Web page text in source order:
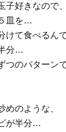
子好きなので、
皿を…
て食べるんで
分…
つのパターン
のような、
が半分…